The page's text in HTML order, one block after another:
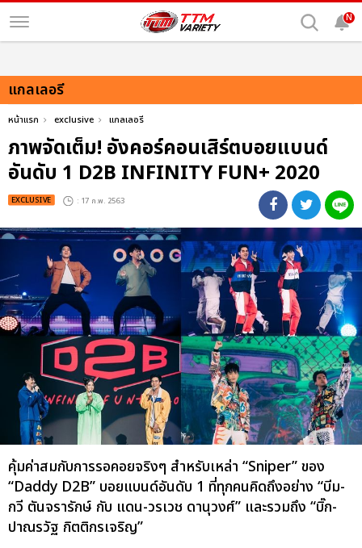
N
แกลเลอรี
หน้าแรก exclusive แกลเลอรี
ภาพจัดเต็ม! อังคอร์คอนเสิร์ตบอยแบนด์
อันดับ 1 D2B INFINITY FUN+ 2020
EXCLUSIVE : 17 ก.พ. 2563
คุ้มค่าสมกับการรอคอยจริงๆ สำหรับเหล่า “Sniper” ของ
“Daddy D2B” บอยแบนด์อันดับ 1 ที่ทุกคนคิดถึงอย่าง “บีม-
กวี ตันจรารักษ์ กับ แดน-วรเวช ดานุวงศ์” และรวมถึง “บิ๊ก-
ปาณรวัฐ กิตติกรเจริญ”